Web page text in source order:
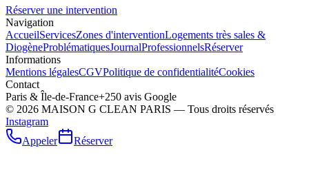
Réserver une intervention
Navigation
AccueilServicesZones d'interventionLogements très sales &
DiogèneProblématiquesJournalProfessionnelsRéserver
Informations
Mentions légalesCGVPolitique de confidentialitéCookies
Contact
Paris & Île-de-France+250 avis Google
© 2026 MAISON G CLEAN PARIS — Tous droits réservés
Instagram
Appeler
Réserver